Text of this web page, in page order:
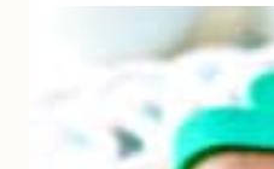
COURGETTES
AU
CITRON
BASILIC